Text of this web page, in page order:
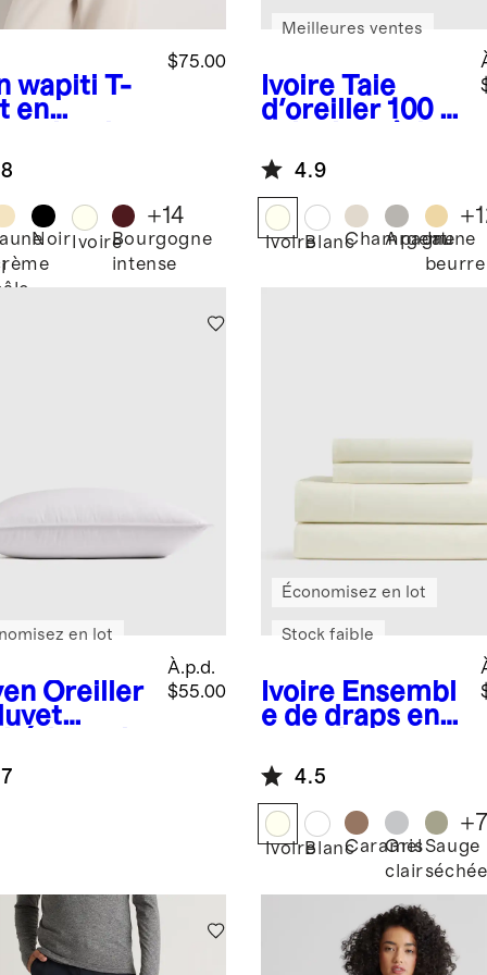
wapiti T-
en
$75.00
Noir IvoireBourgogne
intense
+14
Ivoire Taie
d'oreiller 100 %
Meilleures ventes
4.9
IvoireBlancChampagne
ArgentJaune
beurre
+
Oreiller
À.p.d.
$55.00
en lot
Ivoire Ensembl
e de draps en
biologique
lisse
Économisez en lot
Stock faible
4.5
IvoireBlancCaramel
Gris
clair
Sauge
séchée
+